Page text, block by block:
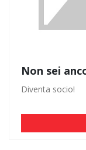
Non sei
Diventa socio!